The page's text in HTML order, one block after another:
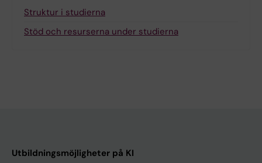
Struktur i studierna
Stöd och resurserna under studierna
Utbildningsmöjligheter på KI